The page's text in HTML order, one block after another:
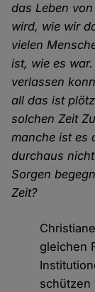
das Leben
wird, wie wir
vielen
ist, wie es
verlassen
all das ist
solchen Zeit
manche ist es
durchaus
Sorgen
Zeit?
gleichen
schützen